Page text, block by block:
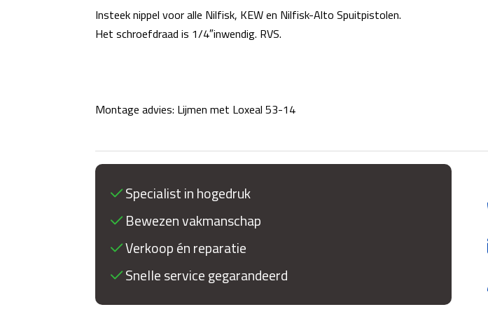
Insteek nippel voor alle Nilfisk, KEW en Nilfisk-Alto Spuitpistolen.
Het schroefdraad is 1/4″inwendig. RVS.
Montage advies: Lijmen met Loxeal 53-14
Specialist in hogedruk
Bewezen vakmanschap
Verkoop én reparatie
Snelle service gegarandeerd